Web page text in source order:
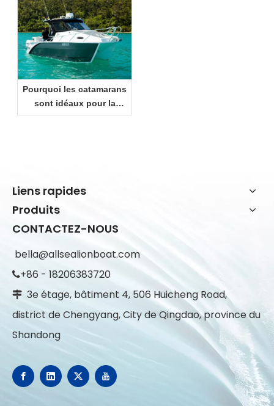
Pourquoi les catamarans
sont idéaux pour la
croisière côtière et les
Liens rapides
Produits
CONTACTEZ-NOUS
bella@allsealionboat.com
+86 - 18206383720
 3e étage, bâtiment 4, 506 Huicheng Road,
district de Chengyang, City de Qingdao, province du
Shandong